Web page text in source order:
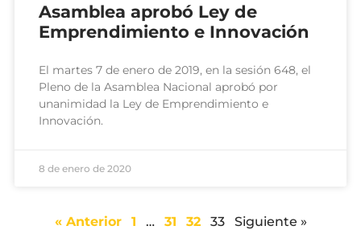
Asamblea aprobó Ley de
Emprendimiento e Innovación
El martes 7 de enero de 2019, en la sesión 648, el
Pleno de la Asamblea Nacional aprobó por
unanimidad la Ley de Emprendimiento e
Innovación.
8 de enero de 2020
« Anterior 1 … 31 32 33 Siguiente »